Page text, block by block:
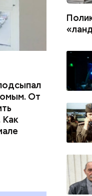
День тульского
День сидения на
подоконниках:
праздники
От